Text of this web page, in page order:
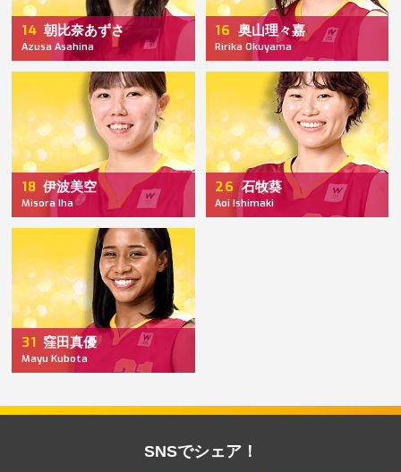
14 朝比奈あずさ
Azusa Asahina
16 奥山理々嘉
Ririka Okuyama
18 伊波美空
Misora Iha
26 石牧葵
Aoi Ishimaki
31 窪田真優
Mayu Kubota
SNSでシェア！